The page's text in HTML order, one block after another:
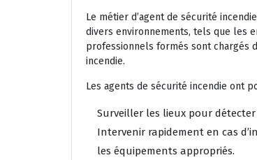
Le métier d’agent de sécurité
divers environnements, tels que les
professionnels formés sont chargés
incendie.
Les agents de sécurité incendie ont
Surveiller les lieux pour
Intervenir rapidement en cas
les équipements appropriés.